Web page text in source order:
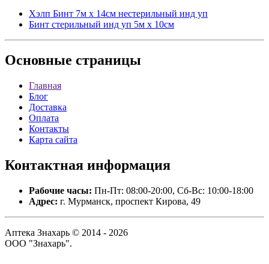
Хэлп Бинт 7м х 14см нестерильный инд уп
Бинт стерильный инд уп 5м х 10см
Основные страницы
Главная
Блог
Доставка
Оплата
Контакты
Карта сайта
Контактная информация
Рабочие часы: Пн-Пт: 08:00-20:00, Сб-Вс: 10:00-18:00
Адрес: г. Мурманск, проспект Кирова, 49
Аптека Знахарь © 2014 - 2026
ООО "Знахарь".